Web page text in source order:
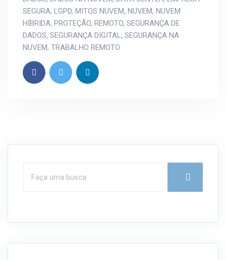
SEGURA, LGPD, MITOS NUVEM, NUVEM, NUVEM
HÍBRIDA, PROTEÇÃO, REMOTO, SEGURANÇA DE
DADOS, SEGURANÇA DIGITAL , SEGURANÇA NA
NUVEM, TRABALHO REMOTO